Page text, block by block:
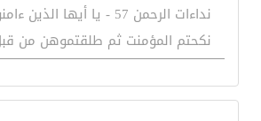
نداءات الرحمن 57 - يا أيها الذين
نكحتم المؤمنت ثم طلقتموهن من